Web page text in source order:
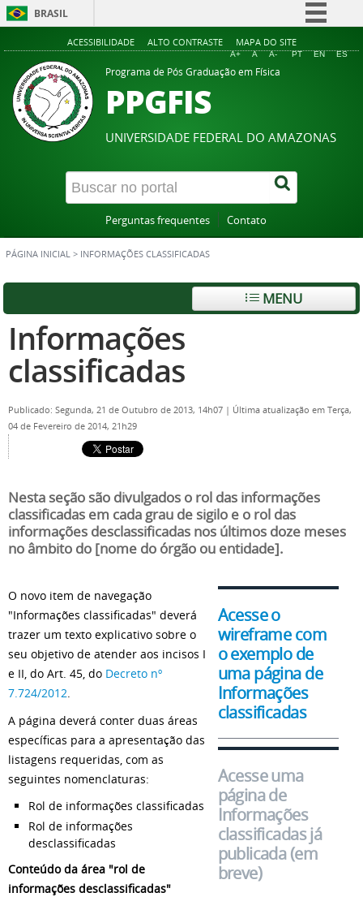
BRASIL
Simplifique!
Comunica BR
Acesso à informação
Legislação
Canais
ACESSIBILIDADE ALTO CONTRASTE MAPA DO SITE
A+ A A- PT EN ES
Programa de Pós Graduação em Física
PPGFIS
UNIVERSIDADE FEDERAL DO AMAZONAS
Perguntas frequentes Contato
PÁGINA INICIAL > INFORMAÇÕES CLASSIFICADAS
MENU
Informações
classificadas
Publicado: Segunda, 21 de Outubro de 2013, 14h07 | Última atualização em Terça,
04 de Fevereiro de 2014, 21h29
Nesta seção são divulgados o rol das informações
classificadas em cada grau de sigilo e o rol das
informações desclassificadas nos últimos doze meses
no âmbito do [nome do órgão ou entidade].
Acesse o
wireframe com
o exemplo de
uma página de
Informações
classificadas
Acesse uma
página de
Informações
classificadas já
publicada (em
breve)
O novo item de navegação
"Informações classificadas" deverá
trazer um texto explicativo sobre o
seu objetivo de atender aos incisos I
e II, do Art. 45, do Decreto nº
7.724/2012.
A página deverá conter duas áreas
específicas para a apresentação das
listagens requeridas, com as
seguintes nomenclaturas:
Rol de informações classificadas
Rol de informações
desclassificadas
Conteúdo da área "rol de
informações desclassificadas"